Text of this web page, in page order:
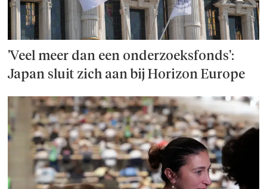
'Veel meer dan een onderzoeks­fonds':
Japan sluit zich aan bij Horizon Europe